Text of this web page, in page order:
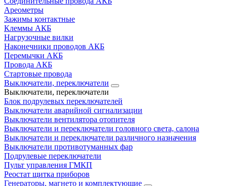
Ареометры
Зажимы контактные
Клеммы АКБ
Нагрузочные вилки
Наконечники проводов АКБ
Перемычки АКБ
Провода АКБ
Стартовые провода
Выключатели, переключатели
Выключатели, переключатели
Блок подрулевых переключателей
Выключатели аварийной сигнализации
Выключатели вентилятора отопителя
Выключатели и переключатели головного света, салона
Выключатели и переключатели различного назначения
Выключатели противотуманных фар
Подрулевые переключатели
Пульт управления ГМКП
Реостат щитка приборов
Генераторы, магнето и комплектующие